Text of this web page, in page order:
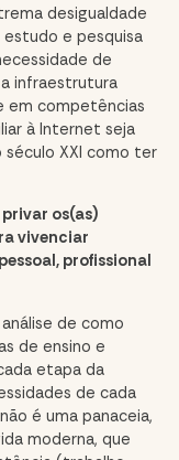
desigualdade
e pesquisa
de
infraestrutura
em competências
à Internet seja
XXI como ter
os(as)
vivenciar
profissional
de como
de ensino e
etapa da
de cada
é uma panaceia,
moderna, que